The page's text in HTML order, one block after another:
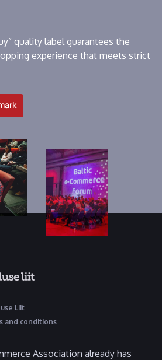
quality label guarantees the
experience that meets strict
Liit
and conditions
Association already has